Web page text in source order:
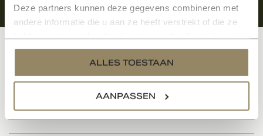
Deze partners kunnen deze gegevens combineren met
andere informatie die u aan ze heeft verstrekt of die ze
services.
ALLES TOESTAAN
AANPASSEN
Klantenservice
Categorieën